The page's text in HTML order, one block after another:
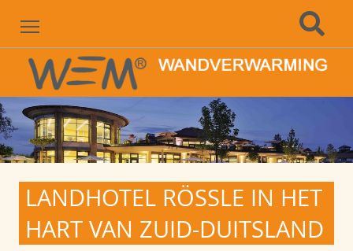
LANDHOTEL RÖSSLE IN HET
HART VAN ZUID-DUITSLAND